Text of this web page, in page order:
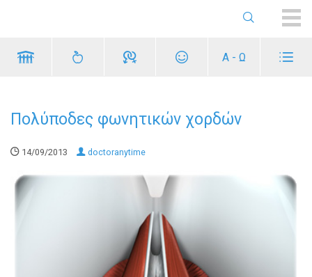
Α - Ω
Πολύποδες φωνητικών χορδών
14/09/2013 doctoranytime